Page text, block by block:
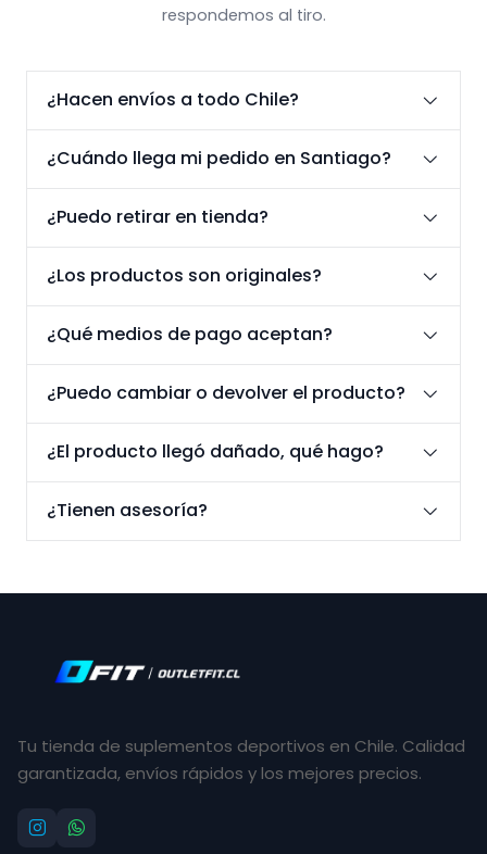
respondemos al tiro.
¿Hacen envíos a todo Chile?
¿Cuándo llega mi pedido en Santiago?
¿Puedo retirar en tienda?
¿Los productos son originales?
¿Qué medios de pago aceptan?
¿Puedo cambiar o devolver el producto?
¿El producto llegó dañado, qué hago?
¿Tienen asesoría?
Tu tienda de suplementos deportivos en Chile. Calidad
garantizada, envíos rápidos y los mejores precios.